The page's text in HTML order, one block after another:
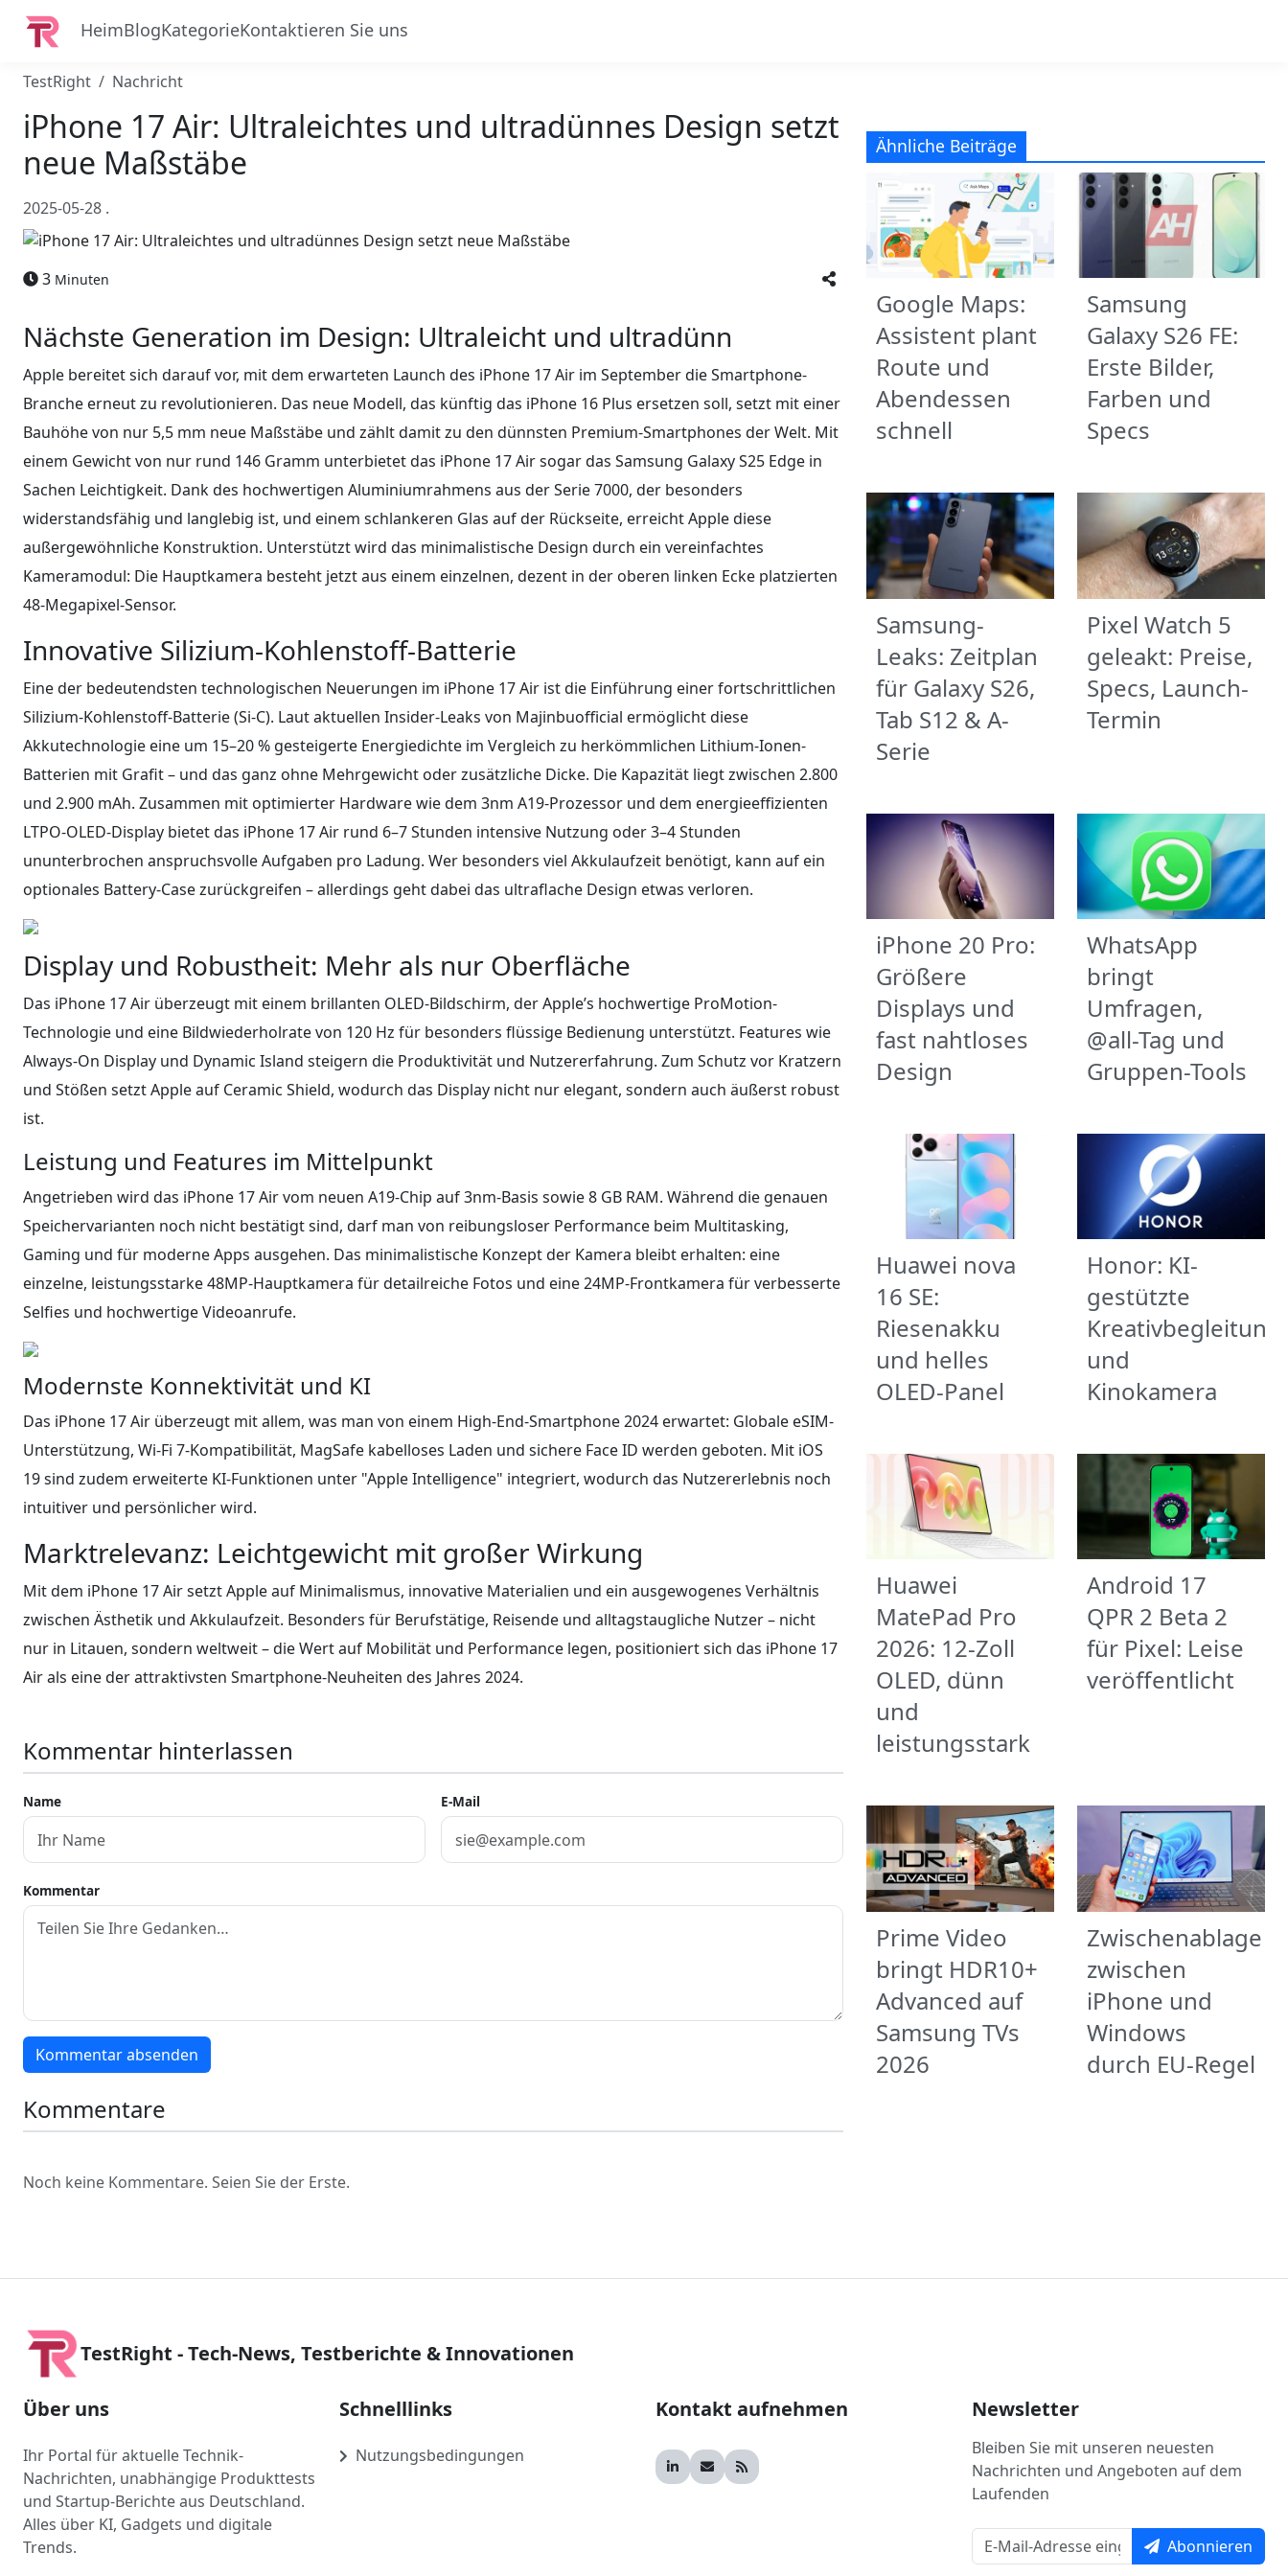
HeimBlogKategorieKontaktieren Sie uns
TestRight Nachricht
iPhone 17 Air: Ultraleichtes und ultradünnes Design setzt
neue Maßstäbe
2025-05-28 .
3 Minuten
Nächste Generation im Design: Ultraleicht und ultradünn
Apple bereitet sich darauf vor, mit dem erwarteten Launch des iPhone 17 Air im September die Smartphone-
Branche erneut zu revolutionieren. Das neue Modell, das künftig das iPhone 16 Plus ersetzen soll, setzt mit einer
Bauhöhe von nur 5,5 mm neue Maßstäbe und zählt damit zu den dünnsten Premium-Smartphones der Welt. Mit
einem Gewicht von nur rund 146 Gramm unterbietet das iPhone 17 Air sogar das Samsung Galaxy S25 Edge in
Sachen Leichtigkeit. Dank des hochwertigen Aluminiumrahmens aus der Serie 7000, der besonders
widerstandsfähig und langlebig ist, und einem schlankeren Glas auf der Rückseite, erreicht Apple diese
außergewöhnliche Konstruktion. Unterstützt wird das minimalistische Design durch ein vereinfachtes
Kameramodul: Die Hauptkamera besteht jetzt aus einem einzelnen, dezent in der oberen linken Ecke platzierten
48-Megapixel-Sensor.
Innovative Silizium-Kohlenstoff-Batterie
Eine der bedeutendsten technologischen Neuerungen im iPhone 17 Air ist die Einführung einer fortschrittlichen
Silizium-Kohlenstoff-Batterie (Si-C). Laut aktuellen Insider-Leaks von Majinbuofficial ermöglicht diese
Akkutechnologie eine um 15–20 % gesteigerte Energiedichte im Vergleich zu herkömmlichen Lithium-Ionen-
Batterien mit Grafit – und das ganz ohne Mehrgewicht oder zusätzliche Dicke. Die Kapazität liegt zwischen 2.800
und 2.900 mAh. Zusammen mit optimierter Hardware wie dem 3nm A19-Prozessor und dem energieeffizienten
LTPO-OLED-Display bietet das iPhone 17 Air rund 6–7 Stunden intensive Nutzung oder 3–4 Stunden
ununterbrochen anspruchsvolle Aufgaben pro Ladung. Wer besonders viel Akkulaufzeit benötigt, kann auf ein
optionales Battery-Case zurückgreifen – allerdings geht dabei das ultraflache Design etwas verloren.
Display und Robustheit: Mehr als nur Oberfläche
Das iPhone 17 Air überzeugt mit einem brillanten OLED-Bildschirm, der Apple’s hochwertige ProMotion-
Technologie und eine Bildwiederholrate von 120 Hz für besonders flüssige Bedienung unterstützt. Features wie
Always-On Display und Dynamic Island steigern die Produktivität und Nutzererfahrung. Zum Schutz vor Kratzern
und Stößen setzt Apple auf Ceramic Shield, wodurch das Display nicht nur elegant, sondern auch äußerst robust
ist.
Leistung und Features im Mittelpunkt
Angetrieben wird das iPhone 17 Air vom neuen A19-Chip auf 3nm-Basis sowie 8 GB RAM. Während die genauen
Speichervarianten noch nicht bestätigt sind, darf man von reibungsloser Performance beim Multitasking,
Gaming und für moderne Apps ausgehen. Das minimalistische Konzept der Kamera bleibt erhalten: eine
einzelne, leistungsstarke 48MP-Hauptkamera für detailreiche Fotos und eine 24MP-Frontkamera für verbesserte
Selfies und hochwertige Videoanrufe.
Modernste Konnektivität und KI
Das iPhone 17 Air überzeugt mit allem, was man von einem High-End-Smartphone 2024 erwartet: Globale eSIM-
Unterstützung, Wi-Fi 7-Kompatibilität, MagSafe kabelloses Laden und sichere Face ID werden geboten. Mit iOS
19 sind zudem erweiterte KI-Funktionen unter "Apple Intelligence" integriert, wodurch das Nutzererlebnis noch
intuitiver und persönlicher wird.
Marktrelevanz: Leichtgewicht mit großer Wirkung
Mit dem iPhone 17 Air setzt Apple auf Minimalismus, innovative Materialien und ein ausgewogenes Verhältnis
zwischen Ästhetik und Akkulaufzeit. Besonders für Berufstätige, Reisende und alltagstaugliche Nutzer – nicht
nur in Litauen, sondern weltweit – die Wert auf Mobilität und Performance legen, positioniert sich das iPhone 17
Air als eine der attraktivsten Smartphone-Neuheiten des Jahres 2024.
Kommentar hinterlassen
Name E-Mail
Kommentar
Kommentar absenden
Kommentare
Noch keine Kommentare. Seien Sie der Erste.
Ähnliche Beiträge
Google Maps:
Assistent plant
Route und
Abendessen
schnell
Samsung
Galaxy S26 FE:
Erste Bilder,
Farben und
Specs
Samsung-
Leaks: Zeitplan
für Galaxy S26,
Tab S12 & A-
Serie
Pixel Watch 5
geleakt: Preise,
Specs, Launch-
Termin
iPhone 20 Pro:
Größere
Displays und
fast nahtloses
Design
WhatsApp
bringt
Umfragen,
@all-Tag und
Gruppen-Tools
Huawei nova
16 SE:
Riesenakku
und helles
OLED-Panel
Honor: KI-
gestützte
Kreativbegleitung
und
Kinokamera
Huawei
MatePad Pro
2026: 12-Zoll
OLED, dünn
und
leistungsstark
Android 17
QPR 2 Beta 2
für Pixel: Leise
veröffentlicht
Prime Video
bringt HDR10+
Advanced auf
Samsung TVs
2026
Zwischenablage
zwischen
iPhone und
Windows
durch EU-Regel
TestRight - Tech-News, Testberichte & Innovationen
Über uns
Ihr Portal für aktuelle Technik-
Nachrichten, unabhängige Produkttests
und Startup-Berichte aus Deutschland.
Alles über KI, Gadgets und digitale
Trends.
Schnelllinks
Nutzungsbedingungen
Kontakt aufnehmen Newsletter
Bleiben Sie mit unseren neuesten
Nachrichten und Angeboten auf dem
Laufenden
Abonnieren